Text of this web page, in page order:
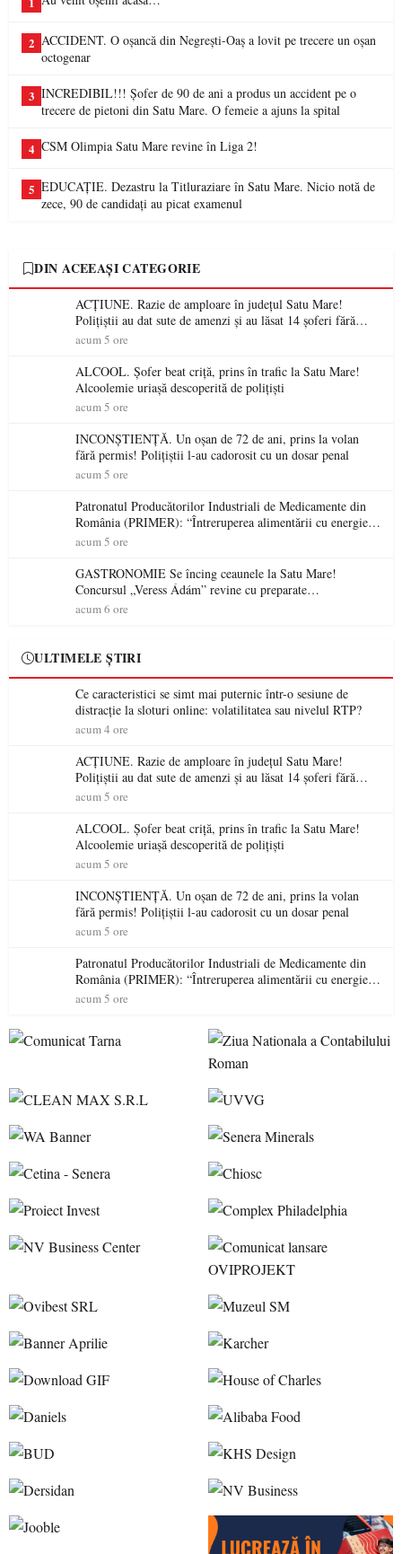
2 ACCIDENT. O oșancă din Negrești-Oaș a lovit pe trecere un oșan
octogenar
3 INCREDIBIL!!! Șofer de 90 de ani a produs un accident pe o
trecere de pietoni din Satu Mare. O femeie a ajuns la spital
4 CSM Olimpia Satu Mare revine în Liga 2!
5 EDUCAȚIE. Dezastru la Titluraziare în Satu Mare. Nicio notă de
zece, 90 de candidați au picat examenul
DIN ACEEAȘI CATEGORIE
ACȚIUNE. Razie de amploare în județul Satu Mare!
Polițiștii au dat sute de amenzi și au lăsat 14 șoferi fără
permis într-o singură zi
acum 5 ore
ALCOOL. Șofer beat criță, prins în trafic la Satu Mare!
Alcoolemie uriașă descoperită de polițiști
acum 5 ore
INCONȘTIENȚĂ. Un oșan de 72 de ani, prins la volan
fără permis! Polițiștii l-au cadorosit cu un dosar penal
acum 5 ore
Patronatul Producătorilor Industriali de Medicamente din
România (PRIMER): “Întreruperea alimentării cu energie
electrică a fabricilor de medicamente va pune în pericol
acum 5 ore
GASTRONOMIE Se încing ceaunele la Satu Mare!
Concursul „Veress Ádám” revine cu preparate
spectaculoase, premii și un jurat de renume
acum 6 ore
ULTIMELE ȘTIRI
Ce caracteristici se simt mai puternic într-o sesiune de
distracție la sloturi online: volatilitatea sau nivelul RTP?
acum 4 ore
ACȚIUNE. Razie de amploare în județul Satu Mare!
Polițiștii au dat sute de amenzi și au lăsat 14 șoferi fără
permis într-o singură zi
acum 5 ore
ALCOOL. Șofer beat criță, prins în trafic la Satu Mare!
Alcoolemie uriașă descoperită de polițiști
acum 5 ore
INCONȘTIENȚĂ. Un oșan de 72 de ani, prins la volan
fără permis! Polițiștii l-au cadorosit cu un dosar penal
acum 5 ore
Patronatul Producătorilor Industriali de Medicamente din
România (PRIMER): “Întreruperea alimentării cu energie
electrică a fabricilor de medicamente va pune în pericol
acum 5 ore